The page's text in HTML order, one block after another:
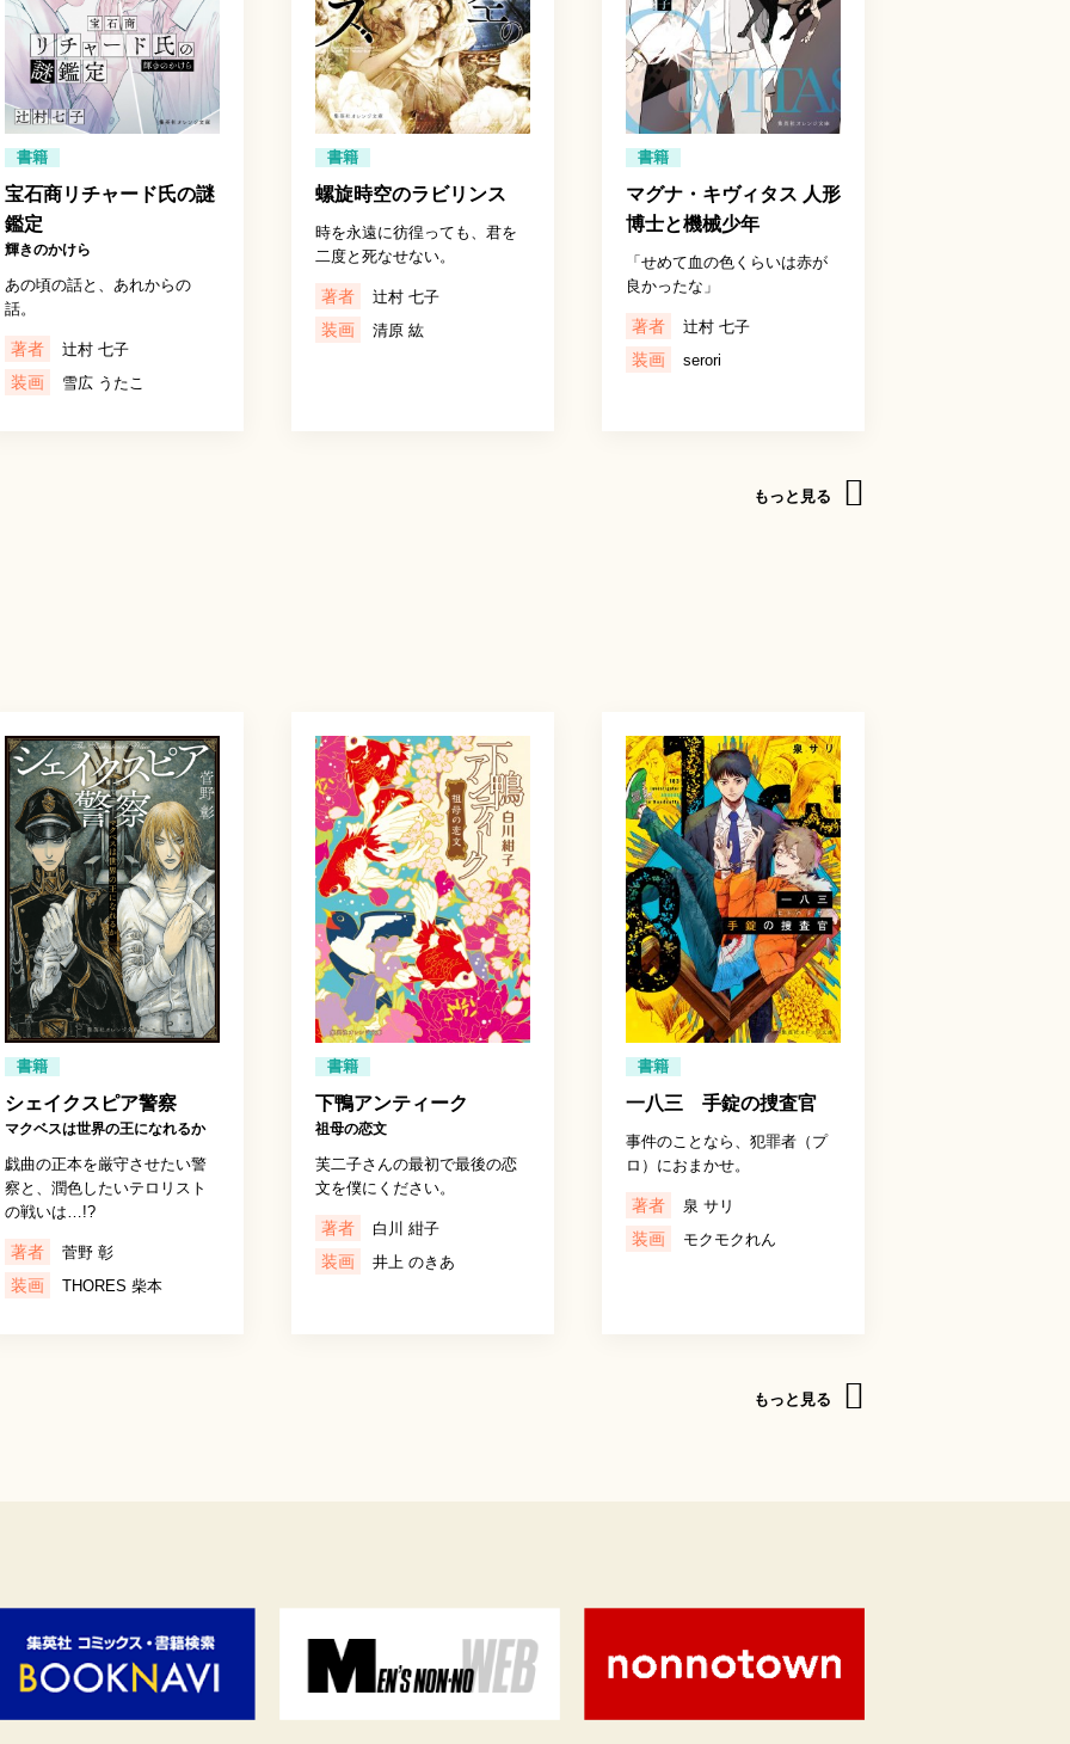
書籍
宝石商リチャード氏の謎
鑑定
輝きのかけら
あの頃の話と、あれからの
話。
著者 辻村 七子
装画 雪広 うたこ
書籍
螺旋時空のラビリンス
時を永遠に彷徨っても、君を
二度と死なせない。
著者 辻村 七子
装画 清原 紘
書籍
マグナ・キヴィタス 人形
博士と機械少年
「せめて血の色くらいは赤が
良かったな」
著者 辻村 七子
装画 serori
もっと見る
書籍
シェイクスピア警察
マクベスは世界の王になれるか
戯曲の正本を厳守させたい警
察と、潤色したいテロリスト
の戦いは…!?
著者 菅野 彰
装画 THORES 柴本
書籍
下鴨アンティーク
祖母の恋文
芙二子さんの最初で最後の恋
文を僕にください。
著者 白川 紺子
装画 井上 のきあ
書籍
一八三 手錠の捜査官
事件のことなら、犯罪者（プ
ロ）におまかせ。
著者 泉 サリ
装画 モクモクれん
もっと見る